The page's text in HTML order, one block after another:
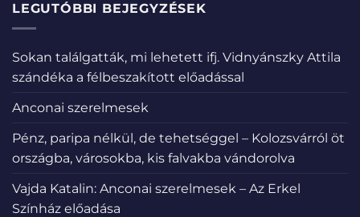
LEGUTÓBBI BEJEGYZÉSEK
Sokan találgatták, mi lehetett ifj. Vidnyánszky Attila
szándéka a félbeszakított előadással
Anconai szerelmesek
Pénz, paripa nélkül, de tehetséggel – Kolozsvárról öt
országba, városokba, kis falvakba vándorolva
Vajda Katalin: Anconai szerelmesek – Az Erkel
Színház előadása